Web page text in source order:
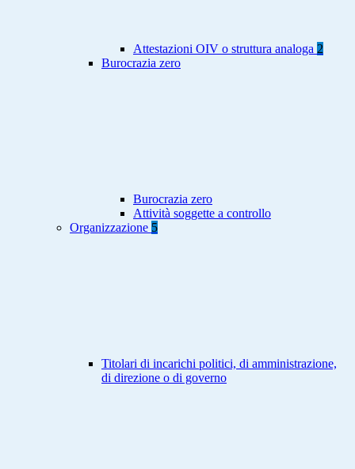
Attestazioni OIV o struttura analoga 2
Burocrazia zero
Burocrazia zero
Attività soggette a controllo
Organizzazione 5
Titolari di incarichi politici, di amministrazione,
di direzione o di governo